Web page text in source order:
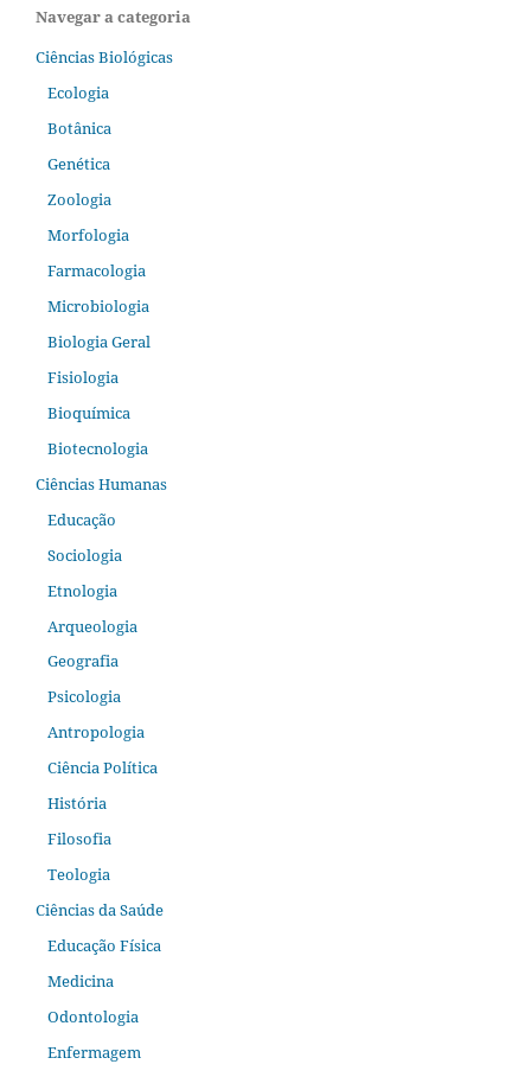
Navegar a categoria
Ciências Biológicas
Ecologia
Botânica
Genética
Zoologia
Morfologia
Farmacologia
Microbiologia
Biologia Geral
Fisiologia
Bioquímica
Biotecnologia
Ciências Humanas
Educação
Sociologia
Etnologia
Arqueologia
Geografia
Psicologia
Antropologia
Ciência Política
História
Filosofia
Teologia
Ciências da Saúde
Educação Física
Medicina
Odontologia
Enfermagem